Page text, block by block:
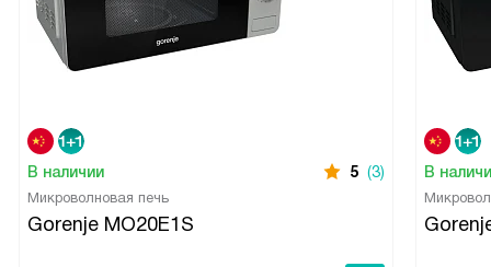
В наличии 5 (3)
Микроволновая печь
Gorenje MO20E1S
В